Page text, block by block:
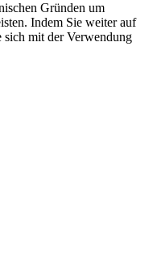
Gründen um
Indem Sie weiter auf
sich mit der Verwendung